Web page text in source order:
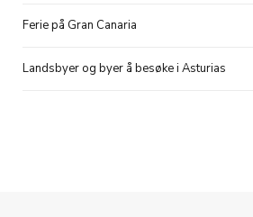
Ferie på Gran Canaria
Landsbyer og byer å besøke i Asturias